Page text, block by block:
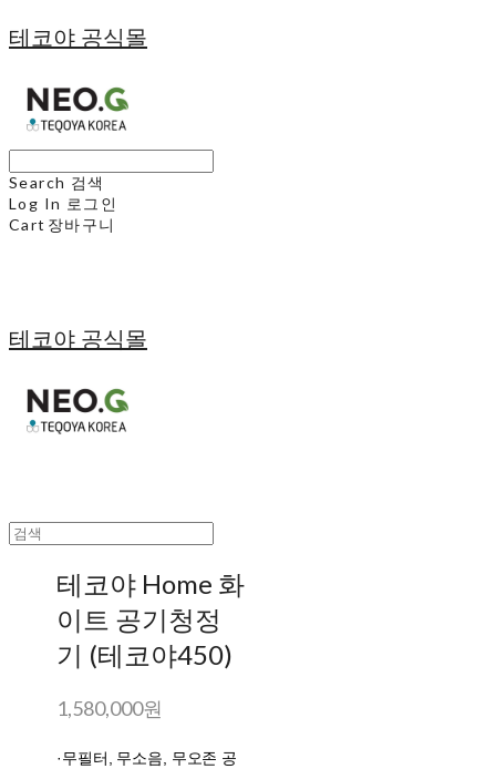
테코야 공식몰
Search 검색
Log In 로그인
Cart 장바구니
테코야 공식몰
테코야 Home 화
이트 공기청정
기 (테코야450)
1,580,000원
·무필터, 무소음, 무오존 공